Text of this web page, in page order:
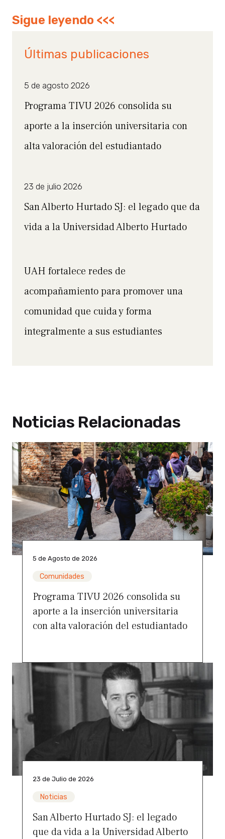
Sigue leyendo <<<
Últimas publicaciones
5 de agosto 2026
Programa TIVU 2026 consolida su
aporte a la inserción universitaria con
alta valoración del estudiantado
23 de julio 2026
San Alberto Hurtado SJ: el legado que da
vida a la Universidad Alberto Hurtado
UAH fortalece redes de
acompañamiento para promover una
comunidad que cuida y forma
integralmente a sus estudiantes
Noticias Relacionadas
5 de Agosto de 2026
Comunidades
Programa TIVU 2026 consolida su
aporte a la inserción universitaria
con alta valoración del estudiantado
23 de Julio de 2026
Noticias
San Alberto Hurtado SJ: el legado
que da vida a la Universidad Alberto